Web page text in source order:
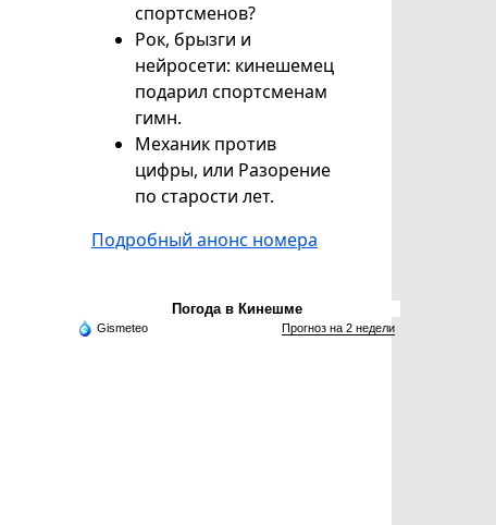
спортсменов?
Рок, брызги и
нейросети: кинешемец
подарил спортсменам
гимн.
Механик против
цифры, или Разорение
по старости лет.
Подробный анонс номера
Погода в Кинешме
Gismeteo Прогноз на 2 недели